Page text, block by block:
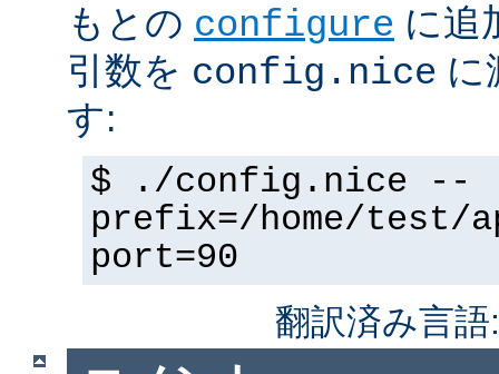
もとの configure に追
引数を config.nice に
す:
$ ./config.nice --
prefix=/home/test/
port=90
翻訳済み言